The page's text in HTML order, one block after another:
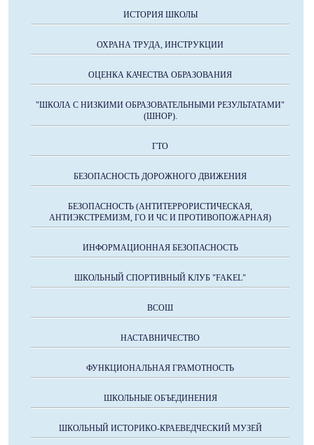
ИСТОРИЯ ШКОЛЫ
ОХРАНА ТРУДА, ИНСТРУКЦИИ
ОЦЕНКА КАЧЕСТВА ОБРАЗОВАНИЯ
"ШКОЛА С НИЗКИМИ ОБРАЗОВАТЕЛЬНЫМИ РЕЗУЛЬТАТАМИ"
(ШНОР).
ГТО
БЕЗОПАСНОСТЬ ДОРОЖНОГО ДВИЖЕНИЯ
БЕЗОПАСНОСТЬ (АНТИТЕРРОРИСТИЧЕСКАЯ,
АНТИЭКСТРЕМИЗМ, ГО И ЧС И ПРОТИВОПОЖАРНАЯ)
ИНФОРМАЦИОННАЯ БЕЗОПАСНОСТЬ
ШКОЛЬНЫЙ СПОРТИВНЫЙ КЛУБ "FAKEL"
ВСОШ
НАСТАВНИЧЕСТВО
ФУНКЦИОНАЛЬНАЯ ГРАМОТНОСТЬ
ШКОЛЬНЫЕ ОБЪЕДИНЕНИЯ
ШКОЛЬНЫЙ ИСТОРИКО-КРАЕВЕДЧЕСКИЙ МУЗЕЙ